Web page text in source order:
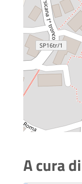
A cura di